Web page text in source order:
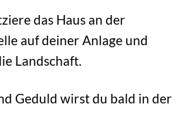
das Haus an der
auf deiner Anlage und
Landschaft.
Geduld wirst du bald in der